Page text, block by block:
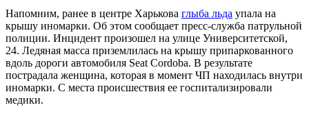
Напомним, ранее в центре Харькова глыба льда упала на
крышу иномарки. Об этом сообщает пресс-служба патрульной
полиции. Инцидент произошел на улице Университетской,
24. Ледяная масса приземлилась на крышу припаркованного
вдоль дороги автомобиля Seat Cordoba. В результате
пострадала женщина, которая в момент ЧП находилась внутри
иномарки. С места происшествия ее госпитализировали
медики.